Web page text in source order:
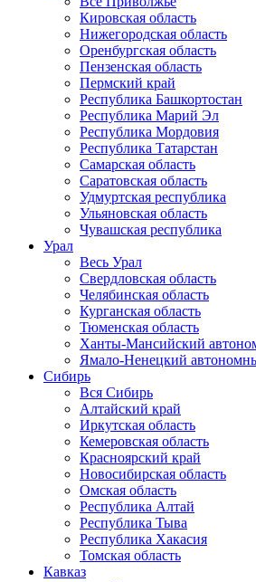
Кировская область
Нижегородская область
Оренбургская область
Пензенская область
Пермский край
Республика Башкортостан
Республика Марий Эл
Республика Мордовия
Республика Татарстан
Самарская область
Саратовская область
Удмуртская республика
Ульяновская область
Чувашская республика
Урал
Весь Урал
Свердловская область
Челябинская область
Курганская область
Тюменская область
Ханты-Мансийский
Ямало-Ненецкий
Сибирь
Вся Сибирь
Алтайский край
Иркутская область
Кемеровская область
Красноярский край
Новосибирская область
Омская область
Республика Алтай
Республика Тыва
Республика Хакасия
Томская область
Кавказ